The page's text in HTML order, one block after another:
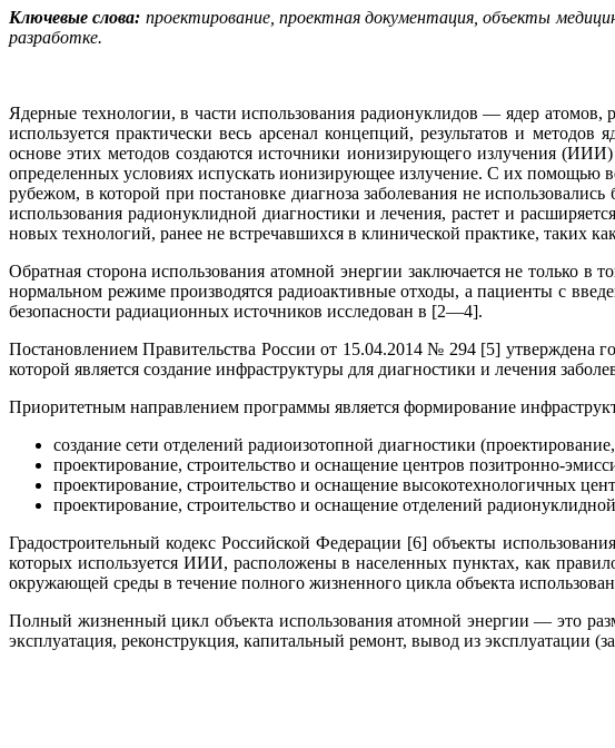
Ключевые слова: проектирование, проектная документация, объекты
разработке.
Ядерные технологии, в части использования радионуклидов — ядер
используется практически весь арсенал концепций, результатов и
основе этих методов создаются источники ионизирующего излучения
определенных условиях испускать ионизирующее излучение. С их помощью
рубежом, в которой при постановке диагноза заболевания не
использования радионуклидной диагностики и лечения, растет и
новых технологий, ранее не встречавшихся в клинической практике, таких
Обратная сторона использования атомной энергии заключается не только в
нормальном режиме производятся радиоактивные отходы, а пациенты с
безопасности радиационных источников исследован в [2—4].
Постановлением Правительства России от 15.04.2014 № 294 [5] утверждена
которой является создание инфраструктуры для диагностики и лечения
Приоритетным направлением программы является формирование
создание сети отделений радиоизотопной диагностики
проектирование, строительство и оснащение центров позитронно-
проектирование, строительство и оснащение высокотехнологичных
проектирование, строительство и оснащение отделений
Градостроительный кодекс Российской Федерации [6] объекты
которых используется ИИИ, расположены в населенных пунктах, как
окружающей среды в течение полного жизненного цикла объекта
Полный жизненный цикл объекта использования атомной энергии — это
эксплуатация, реконструкция, капитальный ремонт, вывод из эксплуатации